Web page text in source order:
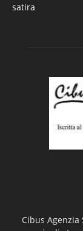
satira
Cibus